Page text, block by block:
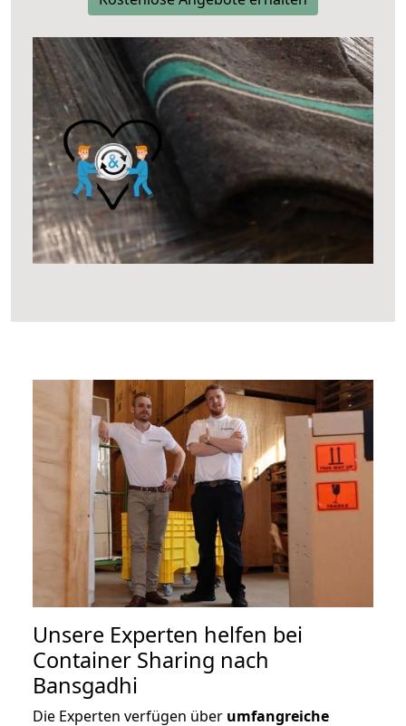
Unsere Experten helfen bei
Container Sharing nach
Bansgadhi
Die Experten verfügen über umfangreiche